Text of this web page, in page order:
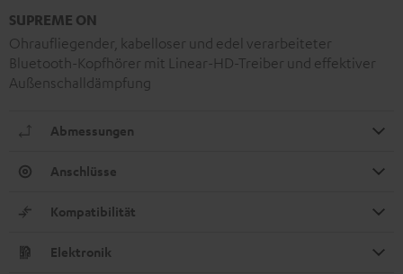
SUPREME ON
Ohraufliegender, kabelloser und edel verarbeiteter
Bluetooth-Kopfhörer mit Linear-HD-Treiber und effektiver
Außenschalldämpfung
Abmessungen
Anschlüsse
Kompatibilität
Elektronik